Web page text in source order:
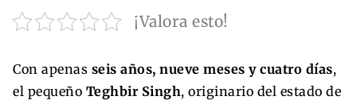
¡Valora esto!
Con apenas seis años, nueve meses y cuatro días,
el pequeño Teghbir Singh, originario del estado de